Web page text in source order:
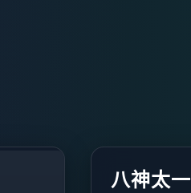
八神太一